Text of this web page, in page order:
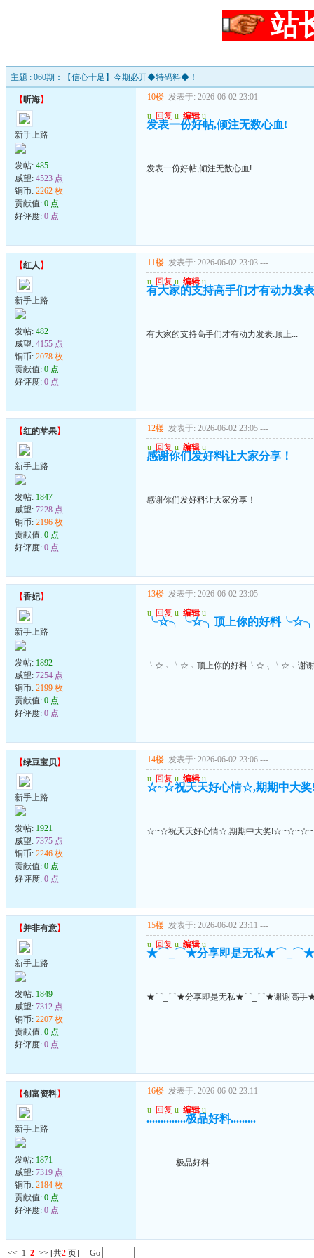
站
主题 : 060期：【信心十足】今期必开◆特码料◆！
【听海】
新手上路
发帖: 485
威望: 4523 点
铜币: 2262 枚
贡献值: 0 点
好评度: 0 点
10楼 发表于: 2026-06-02 23:01 ---
u 回复 u 编辑 u
发表一份好帖,倾注无数心血!
发表一份好帖,倾注无数心血!
【红人 】
新手上路
发帖: 482
威望: 4155 点
铜币: 2078 枚
贡献值: 0 点
好评度: 0 点
11楼 发表于: 2026-06-02 23:03 ---
u 回复 u 编辑 u
有大家的支持高手们才有动力发
有大家的支持高手们才有动力发表.顶上...
【红的苹果】
新手上路
发帖: 1847
威望: 7228 点
铜币: 2196 枚
贡献值: 0 点
好评度: 0 点
12楼 发表于: 2026-06-02 23:05 ---
u 回复 u 编辑 u
感谢你们发好料让大家分享！
感谢你们发好料让大家分享！
【香妃】
新手上路
发帖: 1892
威望: 7254 点
铜币: 2199 枚
贡献值: 0 点
好评度: 0 点
13楼 发表于: 2026-06-02 23:05 ---
u 回复 u 编辑 u
╰☆╮╰☆╮顶上你的好料
╰☆╮╰☆╮顶上你的好料╰☆╮╰☆╮谢
【绿豆宝贝】
新手上路
发帖: 1921
威望: 7375 点
铜币: 2246 枚
贡献值: 0 点
好评度: 0 点
14楼 发表于: 2026-06-02 23:06 ---
u 回复 u 编辑 u
☆~☆祝天天好心情☆,期期中大
☆~☆祝天天好心情☆,期期中大奖
【并非有意】
新手上路
发帖: 1849
威望: 7312 点
铜币: 2207 枚
贡献值: 0 点
好评度: 0 点
15楼 发表于: 2026-06-02 23:11 ---
u 回复 u 编辑 u
★⌒_⌒★分享即是无私
★⌒_⌒★分享即是无私★⌒_⌒★谢谢高
【创富资料】
新手上路
发帖: 1871
威望: 7319 点
铜币: 2184 枚
贡献值: 0 点
好评度: 0 点
16楼 发表于: 2026-06-02 23:11 ---
u 回复 u 编辑 u
..............极品好料.........
..............极品好料.........
<< 1 2 >> [共2 页] Go